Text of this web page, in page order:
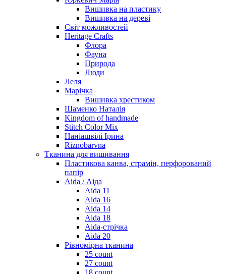
Вишивка на пластику
Вишивка на дереві
Світ можливостей
Heritage Crafts
Флора
Фауна
Природа
Люди
Леля
Марічка
Вишивка хрестиком
Шаменко Наталія
Kingdom of handmade
Stitch Color Mix
Наніашвілі Ірина
Riznobarvna
Тканина для вишивання
Пластикова канва, страмін, перфорований
папір
Aida / Аіда
Aida 11
Aida 16
Aida 14
Aida 18
Aida-стрічка
Aida 20
Рівномірна тканина
25 count
27 count
18 count